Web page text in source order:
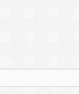
$5.75